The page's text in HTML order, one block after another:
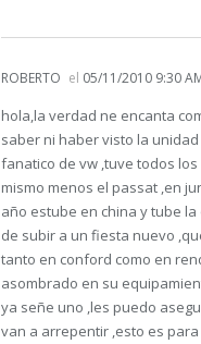
ROBERTO el 05/11/2010 9:30
hola,la verdad ne encanta
saber ni haber visto la
fanatico de vw ,tuve todos
mismo menos el passat ,en
año estube en china y tube
de subir a un fiesta nuevo
tanto en conford como en
asombrado en su
ya señe uno ,les puedo
van a arrepentir ,esto es